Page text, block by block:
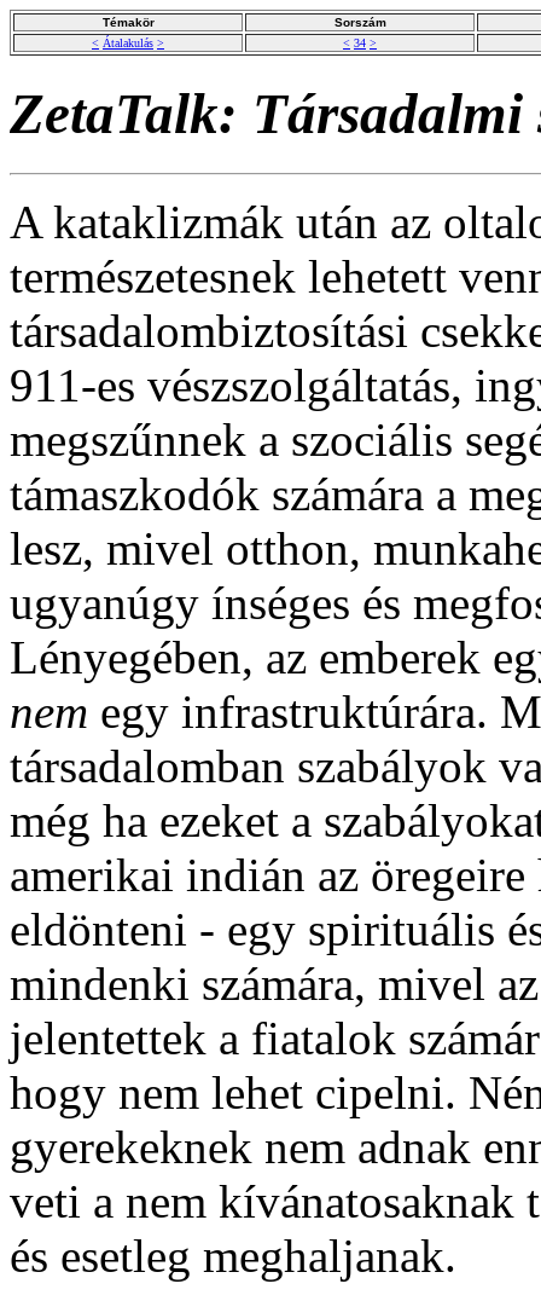
Témakör
Sorszám
< Átalakulás > < 34 >
ZetaTalk: Társadalmi
A kataklizmák után az
természetesnek lehetett
társadalombiztosítási
911-es vészszolgáltatás,
megszűnnek a szociális
támaszkodók számára a
lesz, mivel otthon,
ugyanúgy ínséges és
Lényegében, az emberek
nem egy infrastruktúrára.
társadalomban szabályok
még ha ezeket a
amerikai indián az
eldönteni - egy spirituális
mindenki számára, mivel
jelentettek a fiatalok
hogy nem lehet cipelni.
gyerekeknek nem adnak
veti a nem kívánatosaknak
és esetleg meghaljanak.